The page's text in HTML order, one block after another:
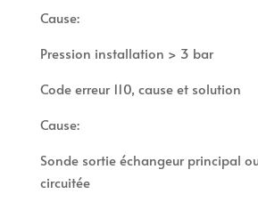
Cause:
Pression installation > 3 bar
Code erreur 110, cause et solution
Cause:
Sonde sortie échangeur principal
circuitée